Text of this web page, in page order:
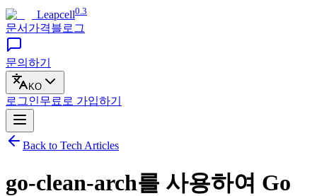
Leapcell0.3
문서 가격블로그
문의하기
KO
로그인무료로 가입하기
Back to Tech Articles
go-clean-arch를 사용하여 Go